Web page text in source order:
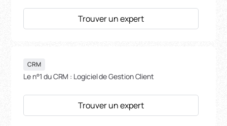
Trouver un expert
CRM
Le n°1 du CRM : Logiciel de Gestion Client
Trouver un expert